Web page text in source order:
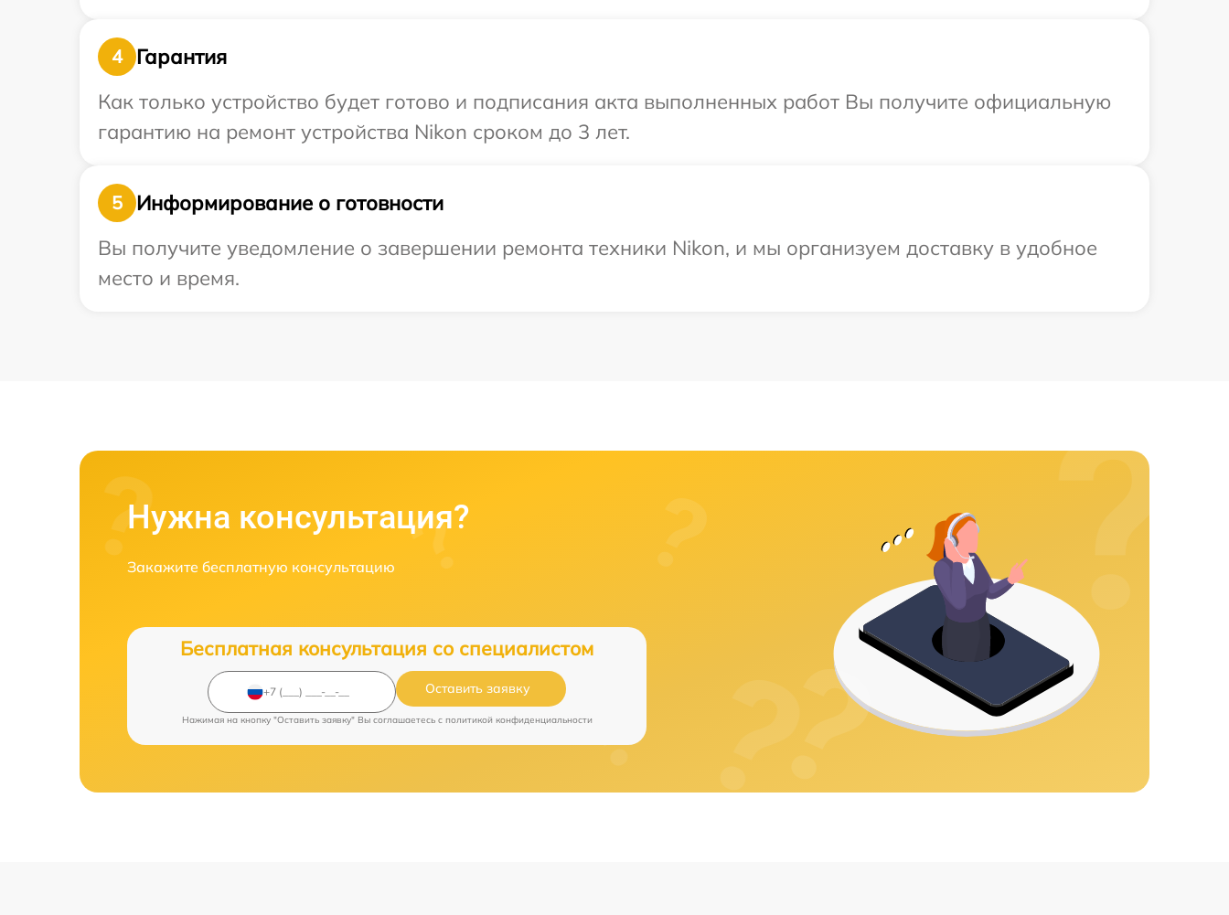
4
Гарантия
Как только устройство будет готово и подписания акта выполненных работ Вы получите официальную
гарантию на ремонт устройства Nikon сроком до 3 лет.
5
Информирование о готовности
Вы получите уведомление о завершении ремонта техники Nikon, и мы организуем доставку в удобное
место и время.
Нужна консультация?
Закажите бесплатную консультацию
Бесплатная консультация со специалистом
Оставить заявку
Нажимая на кнопку "Оставить заявку" Вы соглашаетесь c политикой конфиденциальности